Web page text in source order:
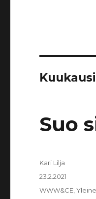
Suo
Kirjoittaja
Kari Lilja
Julkaistu
23.2.2021
Kategoriat
WWW&CE ,